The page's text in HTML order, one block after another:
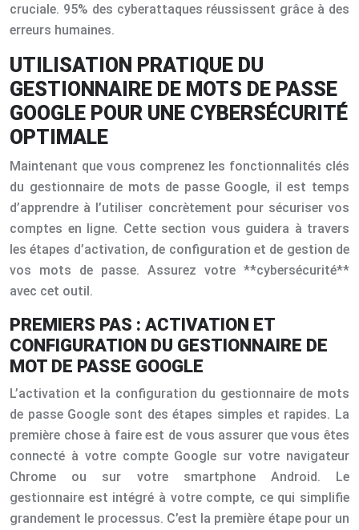
cruciale. 95% des cyberattaques réussissent grâce à des
erreurs humaines.
UTILISATION PRATIQUE DU
GESTIONNAIRE DE MOTS DE PASSE
GOOGLE POUR UNE CYBERSÉCURITÉ
OPTIMALE
Maintenant que vous comprenez les fonctionnalités clés
du gestionnaire de mots de passe Google, il est temps
d’apprendre à l’utiliser concrètement pour sécuriser vos
comptes en ligne. Cette section vous guidera à travers
les étapes d’activation, de configuration et de gestion de
vos mots de passe. Assurez votre **cybersécurité**
avec cet outil.
PREMIERS PAS : ACTIVATION ET
CONFIGURATION DU GESTIONNAIRE DE
MOT DE PASSE GOOGLE
L’activation et la configuration du gestionnaire de mots
de passe Google sont des étapes simples et rapides. La
première chose à faire est de vous assurer que vous êtes
connecté à votre compte Google sur votre navigateur
Chrome ou sur votre smartphone Android. Le
gestionnaire est intégré à votre compte, ce qui simplifie
grandement le processus. C’est la première étape pour un